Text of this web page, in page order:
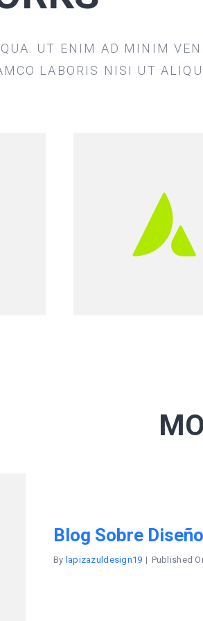
UT ENIM AD MINIM
LABORIS NISI UT
Blog Sobre
By lapizazuldesign19 | Published